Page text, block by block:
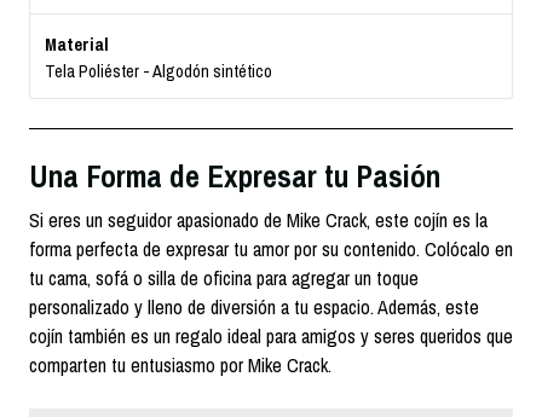
Material
Tela Poliéster - Algodón sintético
Una Forma de Expresar tu Pasión
Si eres un seguidor apasionado de Mike Crack, este cojín es la
forma perfecta de expresar tu amor por su contenido. Colócalo en
tu cama, sofá o silla de oficina para agregar un toque
personalizado y lleno de diversión a tu espacio. Además, este
cojín también es un regalo ideal para amigos y seres queridos que
comparten tu entusiasmo por Mike Crack.